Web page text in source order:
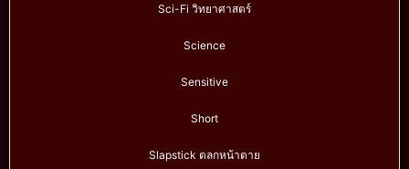
Sci-Fi วิทยาศาสตร์
Science
Sensitive
Short
Slapstick ตลกหน้าตาย